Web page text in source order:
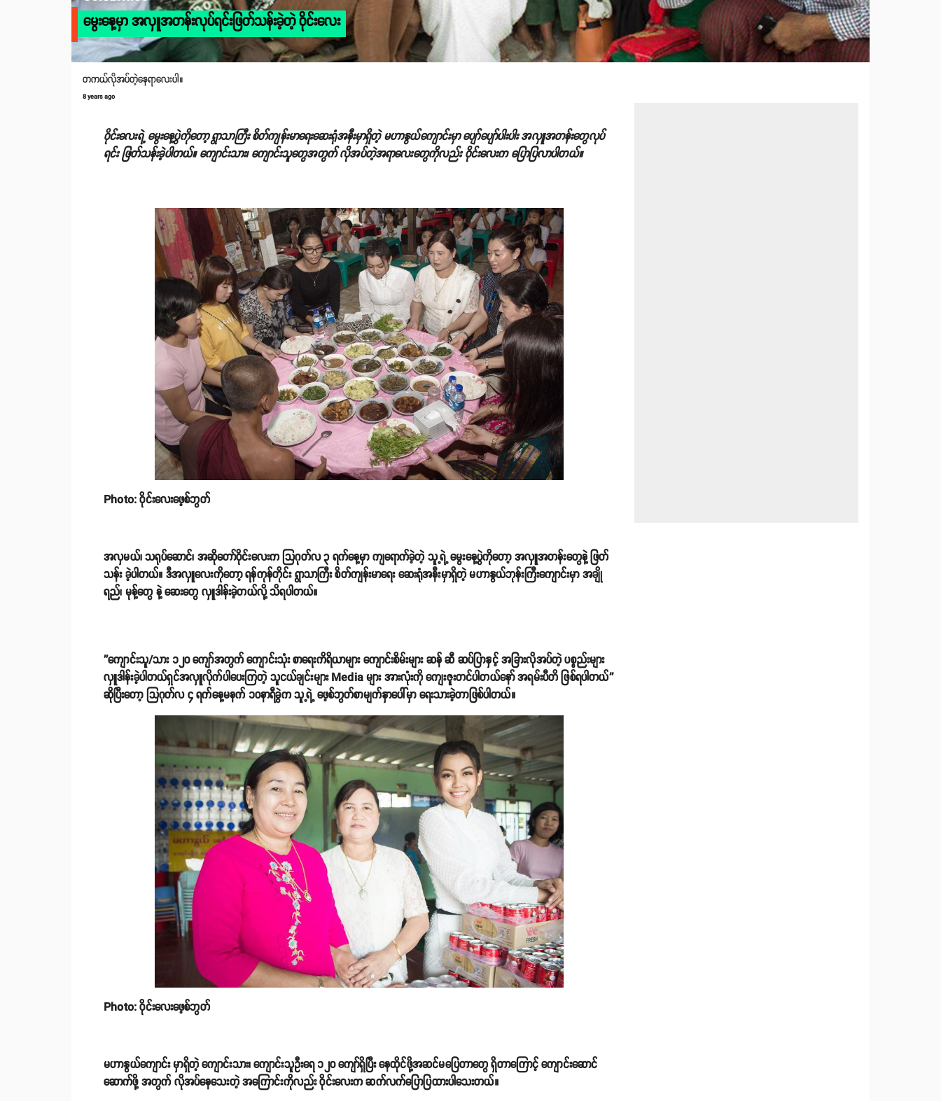
မွေးနေ့မှာ အလှူအတန်းလုပ်ရင်းဖြတ်သန်းခဲ့တဲ့ ဝိုင်းလေး
တကယ်လိုအပ်တဲ့နေရာလေးပါ။
8 years ago
ဝိုင်းလေးရဲ့ မွေးနေ့ပွဲကိုတော့ ရွာသာကြီး စိတ်ကျန်းမာရေးဆေးရုံအနီးမှာရှိတဲ့ မဟာနွယ်ကျောင်းမှာ ပျော်ပျော်ပါးပါး အလှူအတန်းတွေလုပ်
ရင်း ဖြတ်သန်းခဲ့ပါတယ်။ ကျောင်းသား၊ ကျောင်းသူတွေအတွက် လိုအပ်တဲ့အရာလေးတွေကိုလည်း ဝိုင်းလေးက ပြောပြလာပါတယ်။
Photo: ဝိုင်းလေးဖေ့စ်ဘွတ်
အလှမယ်၊ သရုပ်ဆောင်၊ အဆိုတော်ဝိုင်းလေးက သြဂုတ်လ ၃ ရက်နေ့မှာ ကျရောက်ခဲ့တဲ့ သူ့ရဲ့ မွေးနေ့ပွဲကိုတော့ အလှူအတန်းတွေနဲ့ ဖြတ်
သန်း ခဲ့ပါတယ်။ ဒီအလှူလေးကိုတော့ ရန်ကုန်တိုင်း ရွာသာကြီး စိတ်ကျန်းမာရေး ဆေးရုံအနီးမှာရှိတဲ့ မဟာနွယ်ဘုန်းကြီးကျောင်းမှာ အချို
ရည်၊ မုန့်တွေ နဲ့ ဆေးတွေ လှူဒါန်းခဲ့တယ်လို့ သိရပါတယ်။
''ကျောင်းသူ/သား ၁၂၀ ကျော်အတွက် ကျောင်းသုံး စာရေးကိရိယာများ ကျောင်းစိမ်းများ ဆန် ဆီ ဆပ်ပြာနှင့် အခြားလိုအပ်တဲ့ ပစ္စည်းများ
လှူဒါန်းခဲ့ပါတယ်ရှင်အလှူလိုက်ပါပေးကြတဲ့ သူငယ်ချင်းများ Media များ အားလုံးကို ကျေးဇူးတင်ပါတယ်နော် အရမ်းပီတိ ဖြစ်ရပါတယ်''
ဆိုပြီးတော့ သြဂုတ်လ ၄ ရက်နေ့မနက် ၁၀နာရီခွဲက သူ့ရဲ့ ဖေ့စ်ဘွတ်စာမျက်နှာပေါ်မှာ ရေးသားခဲ့တာဖြစ်ပါတယ်။
Photo: ဝိုင်းလေးဖေ့စ်ဘွတ်
မဟာနွယ်ကျောင်း မှာရှိတဲ့ ကျောင်းသား၊ ကျောင်းသူဦးရေ ၁၂၀ ကျော်ရှိပြီး နေထိုင်ဖို့အဆင်မပြေတာတွေ ရှိတာကြောင့် ကျောင်းဆောင်
ဆောက်ဖို့ အတွက် လိုအပ်နေသေးတဲ့ အကြောင်းကိုလည်း ဝိုင်းလေးက ဆက်လက်ပြောပြထားပါသေးတယ်။